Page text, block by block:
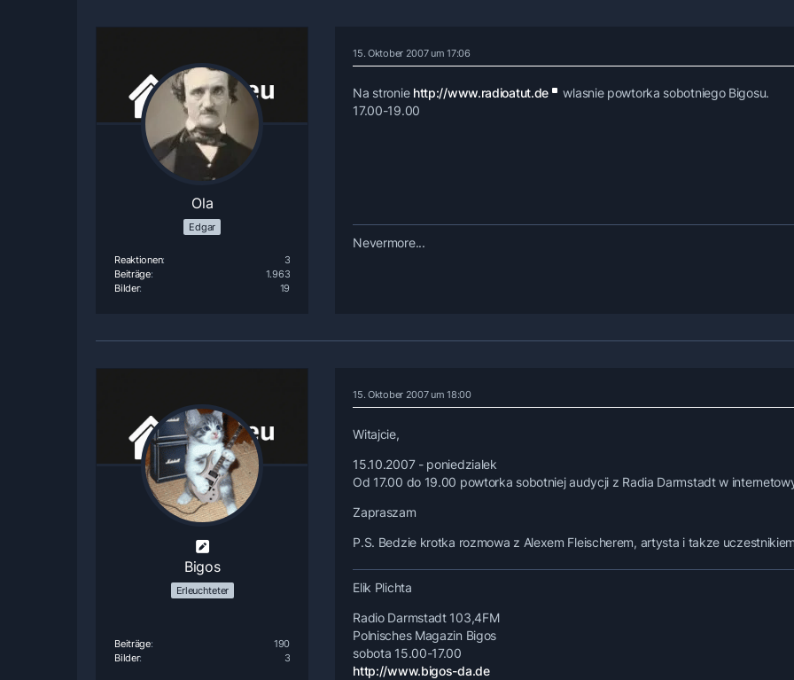
Ola
Edgar
Reaktionen
3
Beiträge
1.963
Bilder
19
15. Oktober 2007 um 17:06
Na stronie http://www.radioatut.de
wlasnie powtorka sobotniego Bigosu.
17.00-19.00
Nevermore...
Bigos
Erleuchteter
Beiträge
190
Bilder
3
15. Oktober 2007 um 18:00
Witajcie,
15.10.2007 - poniedzialek
Od 17.00 do 19.00 powtorka sobotniej audycji z Radia Darmstadt w
Zapraszam
P.S. Bedzie krotka rozmowa z Alexem Fleischerem, artysta i takze
Elik Plichta
Radio Darmstadt 103,4FM
Polnisches Magazin Bigos
sobota 15.00-17.00
http://www.bigos-da.de